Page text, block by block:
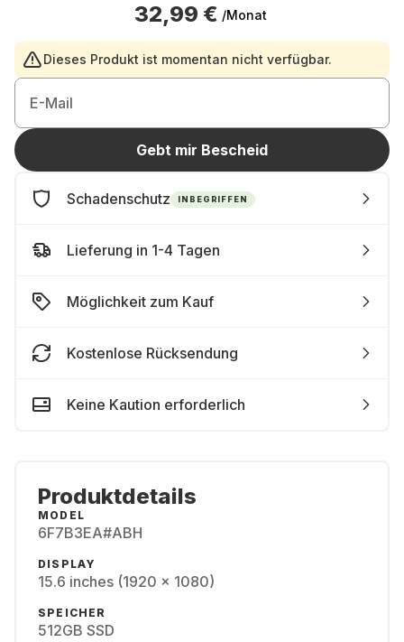
32,99 € /Monat
Dieses Produkt ist momentan nicht verfügbar.
E-Mail
Gebt mir Bescheid
Schadenschutz INBEGRIFFEN
Lieferung in 1-4 Tagen
Möglichkeit zum Kauf
Kostenlose Rücksendung
Keine Kaution erforderlich
Produktdetails
MODEL
6F7B3EA#ABH
DISPLAY
15.6 inches (1920 x 1080)
SPEICHER
512GB SSD